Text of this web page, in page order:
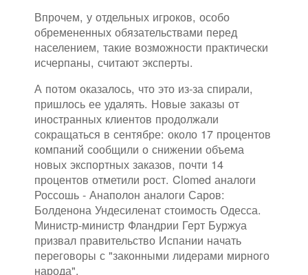
Впрочем, у отдельных игроков, особо
обремененных обязательствами перед
населением, такие возможности практически
исчерпаны, считают эксперты.
А потом оказалось, что это из-за спирали,
пришлось ее удалять. Новые заказы от
иностранных клиентов продолжали
сокращаться в сентябре: около 17 процентов
компаний сообщили о снижении объема
новых экспортных заказов, почти 14
процентов отметили рост. Clomed аналоги
Россошь - Анаполон аналоги Саров:
Болденона Ундесиленат стоимость Одесса.
Министр-министр Фландрии Герт Буржуа
призвал правительство Испании начать
переговоры с "законными лидерами мирного
народа".